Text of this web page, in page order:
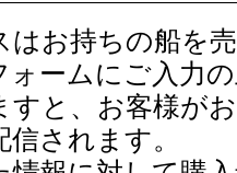
はお持ちの船を
ォームにご入力
すと、お客様が
されます。